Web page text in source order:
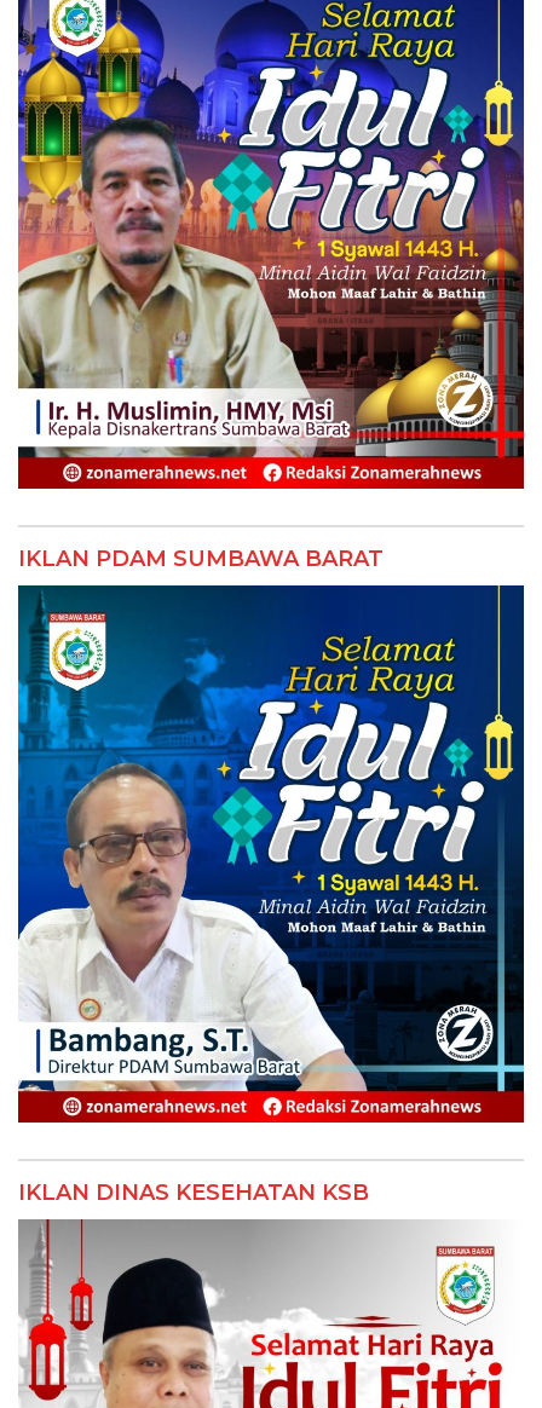
IKLAN PDAM SUMBAWA BARAT
IKLAN DINAS KESEHATAN KSB